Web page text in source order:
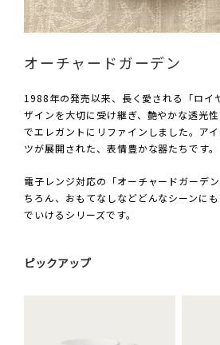
オーチャードガーデン
1988年の発売以来、長く愛される「ロイ
ザインを大切に受け継ぎ、艶やかな透光
でエレガントにリファインしました。ア
ツが展開された、表情豊かな器たちです。
電子レンジ対応の「オーチャードガーデ
ちろん、おもてなしなどどんなシーンに
でいけるシリーズです。
ピックアップ